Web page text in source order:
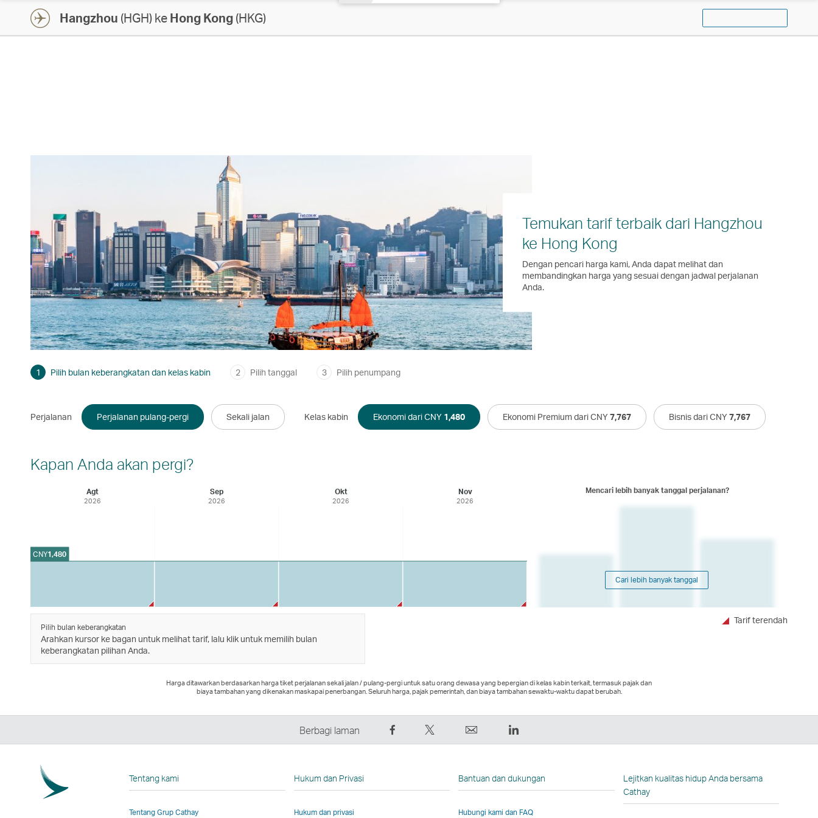
Hangzhou (HGH) keHong Kong(HKG)
Temukan tarif terbaik dari Hangzhou
ke Hong Kong
Dengan pencari harga kami, Anda dapat melihat dan
membandingkan harga yang sesuai dengan jadwal perjalanan
Anda.
1 Pilih bulan keberangkatan dan kelas kabin 2 Pilih tanggal 3 Pilih penumpang
Perjalanan Perjalanan pulang-pergi Sekali jalan Kelas kabin Ekonomi dari CNY 1,480 Ekonomi Premium dari CNY 7,767 Bisnis dari CNY 7,767
Kapan Anda akan pergi?
Agt
2026
Sep
2026
Okt
2026
Nov
2026
CNY1,480
Mencari lebih banyak tanggal perjalanan?
Cari lebih banyak tanggal
Pilih bulan keberangkatan
Arahkan kursor ke bagan untuk melihat tarif, lalu klik untuk memilih bulan
keberangkatan pilihan Anda.
Tarif terendah
Harga ditawarkan berdasarkan harga tiket perjalanan sekali jalan / pulang-pergi untuk satu orang dewasa yang bepergian di kelas kabin terkait, termasuk pajak dan
biaya tambahan yang dikenakan maskapai penerbangan. Seluruh harga, pajak pemerintah, dan biaya tambahan sewaktu-waktu dapat berubah.
Berbagi laman
Bagikan
di
Tautan
Ini
Tautan
akan
Tautan
terbuka
di
LinkedIn
Tautan
terbuka
di
Tentang kami
Tentang Grup Cathay
Hukum dan Privasi
Hukum dan privasi
Bantuan dan dukungan
Hubungi kami dan FAQ
Lejitkan kualitas hidup Anda bersama
Cathay